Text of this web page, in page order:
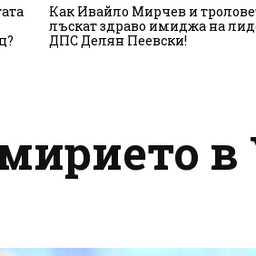
Как Ивайло Мирчев и
лъскат здраво имиджа на
ДПС Делян Пеевски!